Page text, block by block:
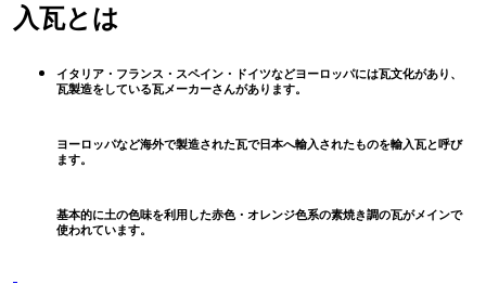
入瓦とは
イタリア・フランス・スペイン・ドイツなどヨーロッパには瓦文化があり、
瓦製造をしている瓦メーカーさんがあります。
ヨーロッパなど海外で製造された瓦で日本へ輸入されたものを輸入瓦と呼び
ます。
基本的に土の色味を利用した赤色・オレンジ色系の素焼き調の瓦がメインで
使われています。